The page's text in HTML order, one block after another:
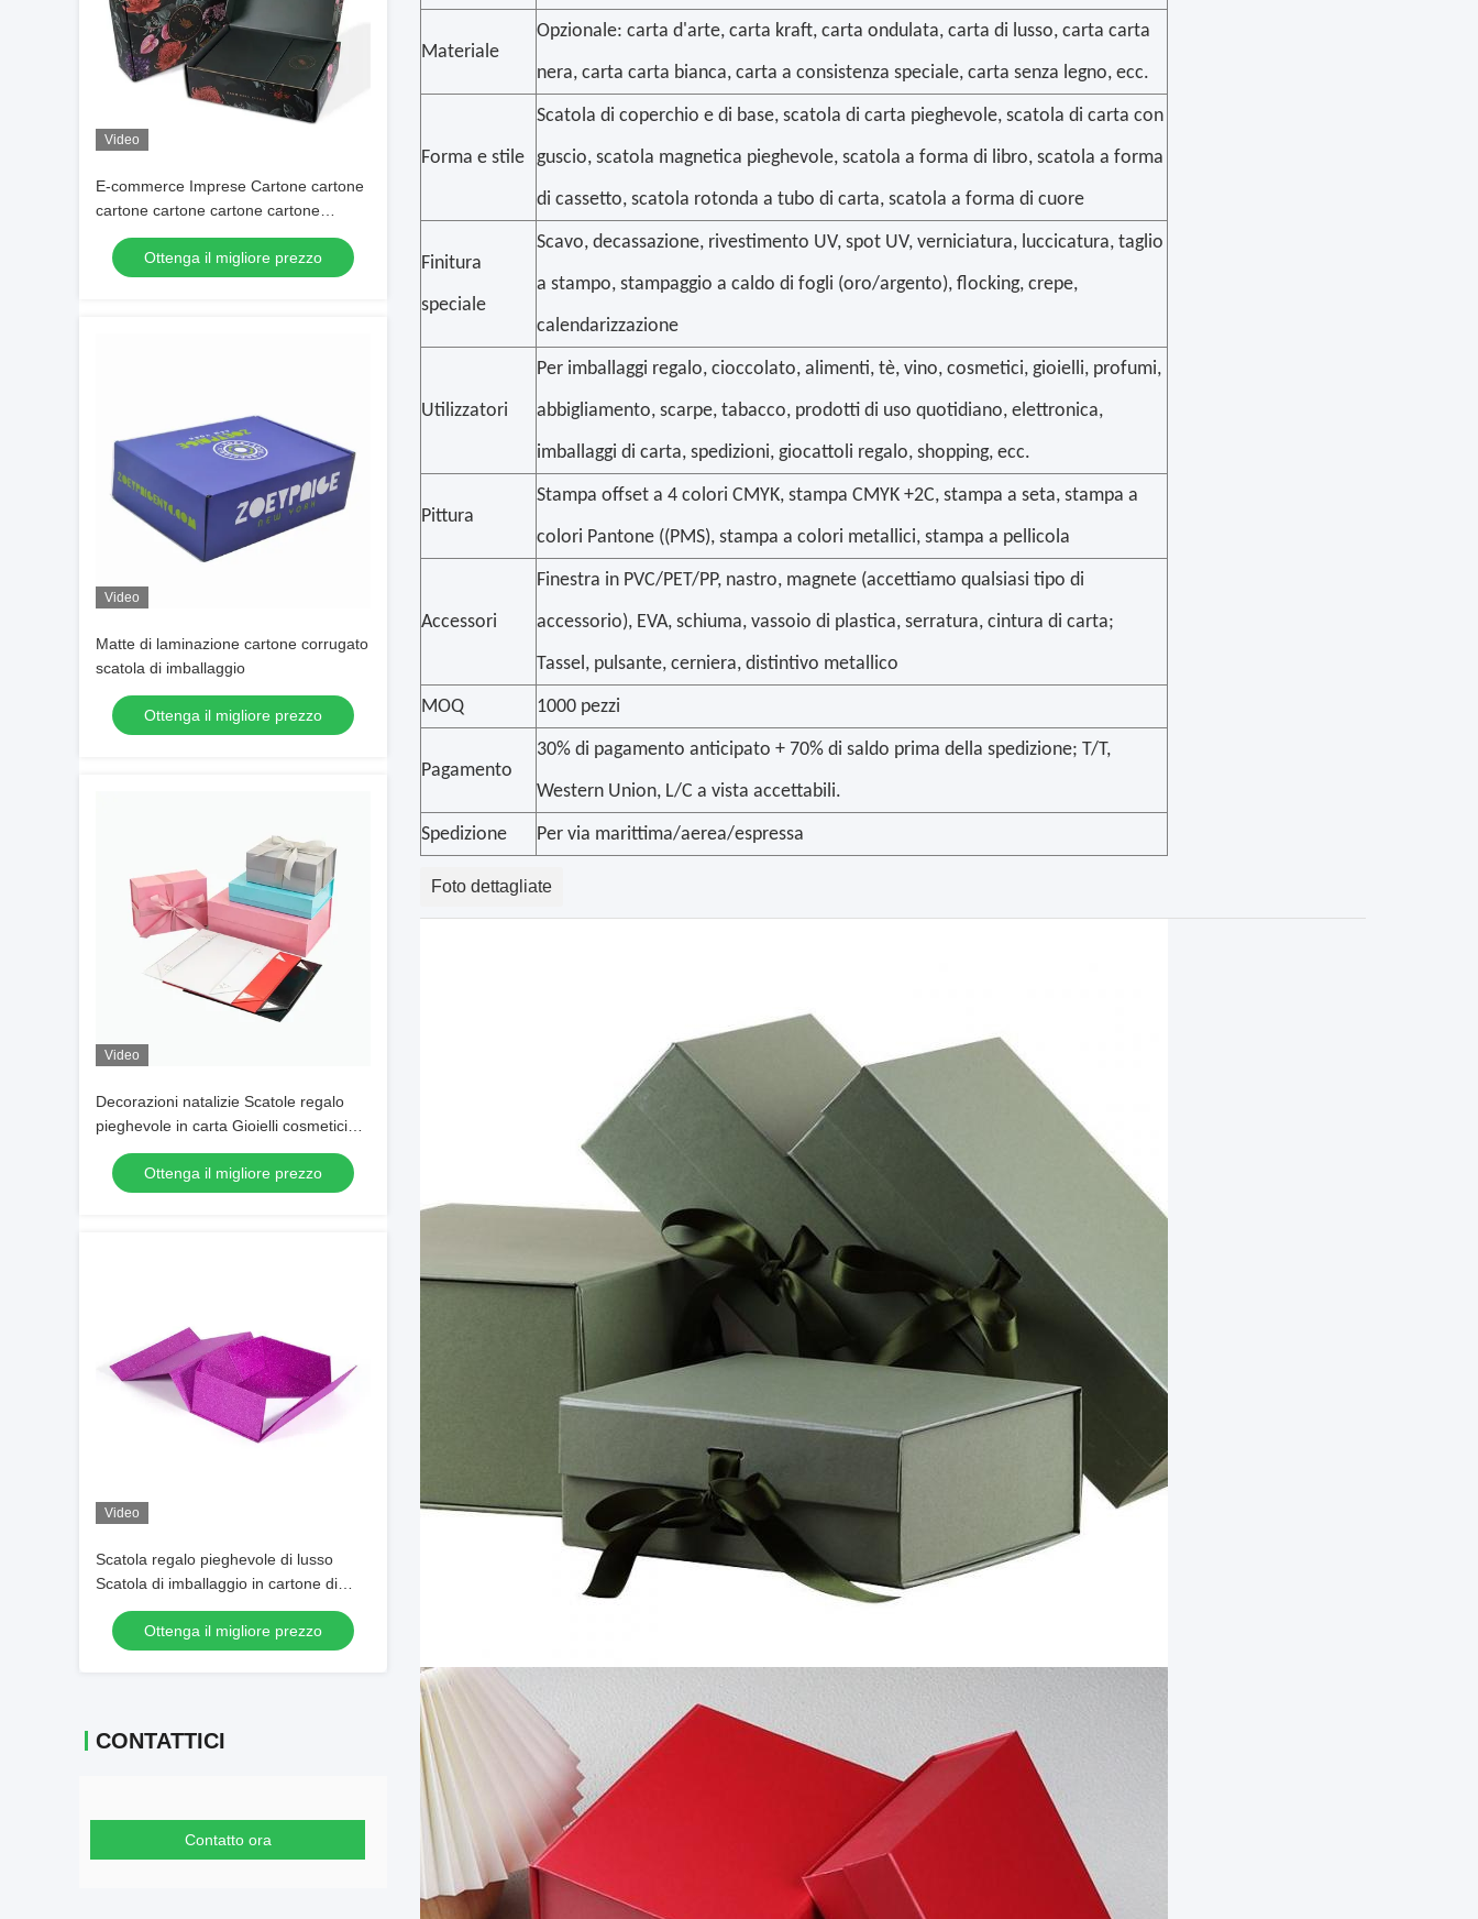
Video
E-commerce Imprese Cartone cartone
cartone cartone cartone cartone
cartone cartone cartone cartone
cartoneOttenga il migliore prezzo
Video
Matte di laminazione cartone corrugato
scatola di imballaggio
Ottenga il migliore prezzo
Video
Decorazioni natalizie Scatole regalo
pieghevole in carta Gioielli cosmetici
Scatole di cartone pieghevole
Ottenga il migliore prezzo
Video
Scatola regalo pieghevole di lusso
Scatola di imballaggio in cartone di
carta per estensioni di parrucca per
capelli umaniOttenga il migliore prezzo
CONTATTICI
Contatto ora
Materiale
Opzionale: carta d'arte, carta kraft, carta ondulata, carta di lusso, carta carta
nera, carta carta bianca, carta a consistenza speciale, carta senza legno, ecc.
Forma e stile
Scatola di coperchio e di base, scatola di carta pieghevole, scatola di carta con
guscio, scatola magnetica pieghevole, scatola a forma di libro, scatola a forma
di cassetto, scatola rotonda a tubo di carta, scatola a forma di cuore
Finitura
speciale
Scavo, decassazione, rivestimento UV, spot UV, verniciatura, luccicatura, taglio
a stampo, stampaggio a caldo di fogli (oro/argento), flocking, crepe,
calendarizzazione
Utilizzatori
Per imballaggi regalo, cioccolato, alimenti, tè, vino, cosmetici, gioielli, profumi,
abbigliamento, scarpe, tabacco, prodotti di uso quotidiano, elettronica,
imballaggi di carta, spedizioni, giocattoli regalo, shopping, ecc.
Pittura
Stampa offset a 4 colori CMYK, stampa CMYK +2C, stampa a seta, stampa a
colori Pantone ((PMS), stampa a colori metallici, stampa a pellicola
Accessori
Finestra in PVC/PET/PP, nastro, magnete (accettiamo qualsiasi tipo di
accessorio), EVA, schiuma, vassoio di plastica, serratura, cintura di carta;
Tassel, pulsante, cerniera, distintivo metallico
MOQ 1000 pezzi
Pagamento
30% di pagamento anticipato + 70% di saldo prima della spedizione; T/T,
Western Union, L/C a vista accettabili.
Spedizione Per via marittima/aerea/espressa
Foto dettagliate